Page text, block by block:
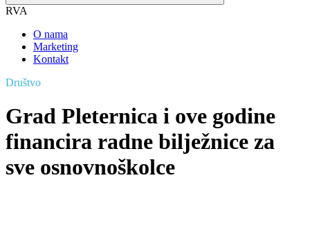
RVA
O nama
Marketing
Kontakt
Društvo
Grad Pleternica i ove godine
financira radne bilježnice za
sve osnovnoškolce